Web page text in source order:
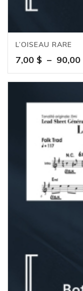
L’OISEAU RARE
7,00 $ – 90,00